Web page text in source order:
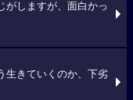
しますが、面白かっ
生きていくのか、下劣